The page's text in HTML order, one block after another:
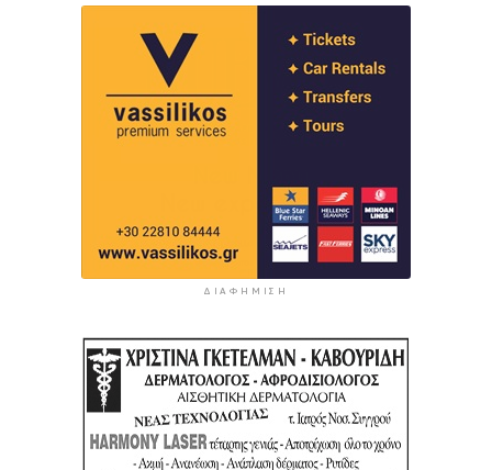
ΔΙΑΦΉΜΙΣΗ